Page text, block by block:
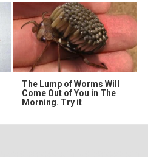
The Lump of Worms Will
Come Out of You in The
Morning. Try it